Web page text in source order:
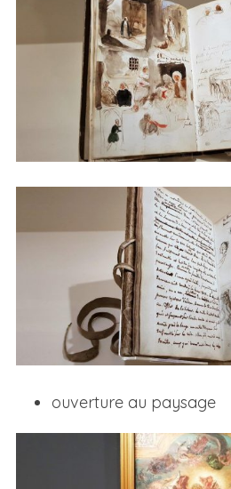
ouverture au paysage